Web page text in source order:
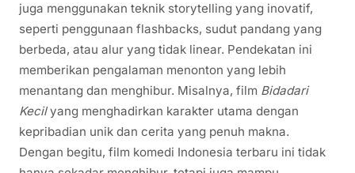
juga menggunakan teknik storytelling yang inovatif,
seperti penggunaan flashbacks, sudut pandang yang
berbeda, atau alur yang tidak linear. Pendekatan ini
memberikan pengalaman menonton yang lebih
menantang dan menghibur. Misalnya, film Bidadari
Kecilyang menghadirkan karakter utama dengan
kepribadian unik dan cerita yang penuh makna.
Dengan begitu, film komedi Indonesia terbaru ini tidak